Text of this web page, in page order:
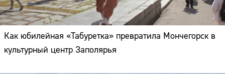
Как юбилейная «Табуретка» превратила Мончегорск в
культурный центр Заполярья